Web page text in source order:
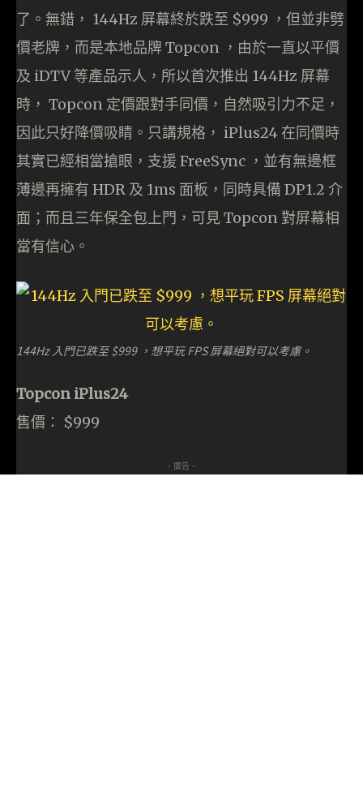
了。無錯， 144Hz 屏幕終於跌至 $999 ，但並非劈
價老牌，而是本地品牌 Topcon ，由於一直以平價
及 iDTV 等產品示人，所以首次推出 144Hz 屏幕
時， Topcon 定價跟對手同價，自然吸引力不足，
因此只好降價吸睛。只講規格， iPlus24 在同價時
其實已經相當搶眼，支援 FreeSync ，並有無邊框
薄邊再擁有 HDR 及 1ms 面板，同時具備 DP1.2 介
面；而且三年保全包上門，可見 Topcon 對屏幕相
當有信心。
144Hz 入門已跌至 $999 ，想平玩 FPS 屏幕絕對可以考慮。
Topcon iPlus24
售價： $999
- 廣告 -